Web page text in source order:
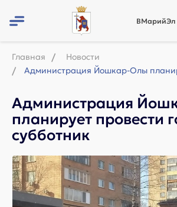
ВМарийЭл
Главная
Новости
Администрация
планирует провести
субботник